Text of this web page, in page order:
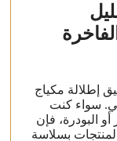
إطلالة مكياج
سواء كنت
البودرة، فإن
بسلاسة